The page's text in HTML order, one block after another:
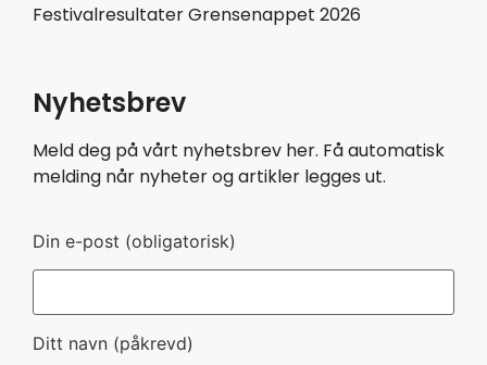
Festivalresultater Grensenappet 2026
Nyhetsbrev
Meld deg på vårt nyhetsbrev her. Få automatisk
melding når nyheter og artikler legges ut.
Din e-post (obligatorisk)
Ditt navn (påkrevd)